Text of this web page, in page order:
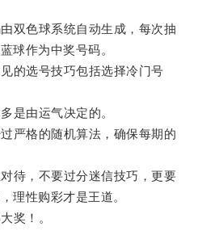
色球系统自动生成，每次抽
球作为中奖号码。
选号技巧包括选择冷门号
由运气决定的。
格的随机算法，确保每期的
，不要过分迷信技巧，更要
理性购彩才是王道。
奖！。